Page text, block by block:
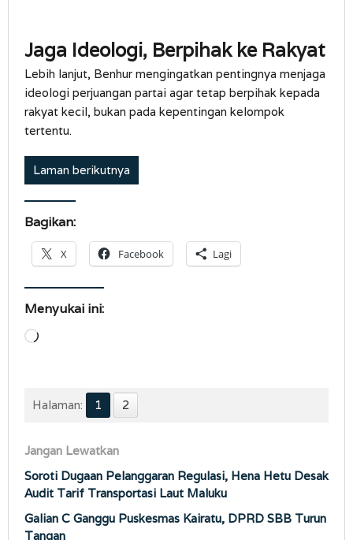
Jaga Ideologi, Berpihak ke Rakyat
Lebih lanjut, Benhur mengingatkan pentingnya menjaga
ideologi perjuangan partai agar tetap berpihak kepada
rakyat kecil, bukan pada kepentingan kelompok
tertentu.
Laman berikutnya
Bagikan:
X Facebook Lagi
Menyukai ini:
Memuat...
Halaman: 1 2
Jangan Lewatkan
Soroti Dugaan Pelanggaran Regulasi, Hena Hetu Desak
Audit Tarif Transportasi Laut Maluku
Galian C Ganggu Puskesmas Kairatu, DPRD SBB Turun
Tangan